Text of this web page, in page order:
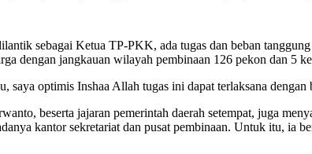
sebagai Ketua TP-PKK, ada tugas dan beban
dengan jangkauan wilayah pembinaan 126 pekon dan 5
optimis Inshaa Allah tugas ini dapat terlaksana dengan
beserta jajaran pemerintah daerah setempat, juga
kantor sekretariat dan pusat pembinaan. Untuk itu, ia